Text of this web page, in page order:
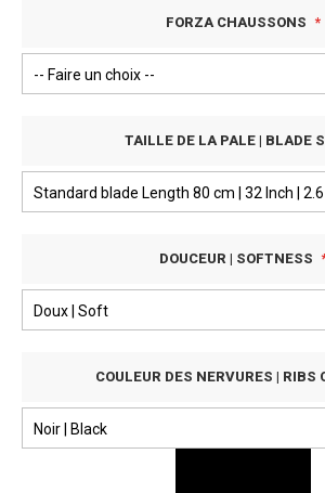
FORZA CHAUSSONS
TAILLE DE LA PALE | BLADE
DOUCEUR | SOFTNESS
COULEUR DES NERVURES | RIBS